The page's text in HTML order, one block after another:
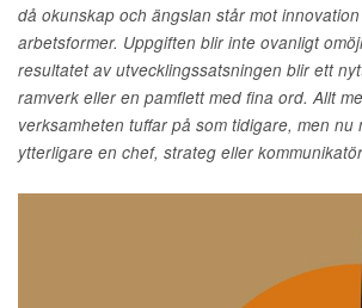
då okunskap och ängslan står mot
arbetsformer. Uppgiften blir inte ovanligt
resultatet av utvecklingssatsningen blir ett
ramverk eller en pamflett med fina ord. Allt
verksamheten tuffar på som tidigare, men nu
ytterligare en chef, strateg eller